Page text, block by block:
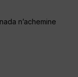
n’achemine